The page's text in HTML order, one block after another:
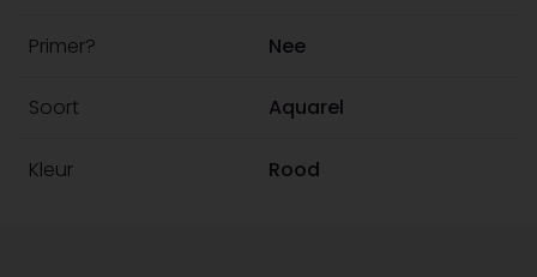
Primer? Nee
Soort Aquarel
Kleur Rood